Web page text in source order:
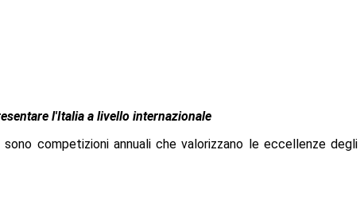
l'Italia a livello internazionale
competizioni annuali che valorizzano le eccellenze degli